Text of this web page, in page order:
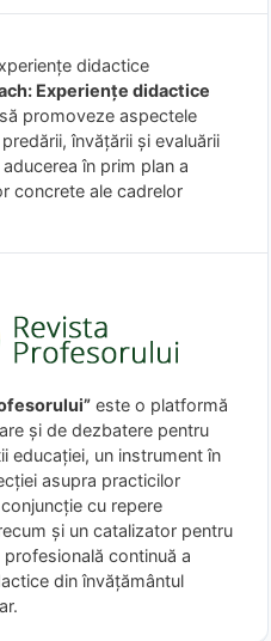
Experienţe didactice
promoveze aspectele
învăţării şi evaluării
în prim plan a
concrete ale cadrelor
este o platformă
și de dezbatere pentru
educației, un instrument în
asupra practicilor
cu repere
și un catalizator pentru
continuă a
din învățământul